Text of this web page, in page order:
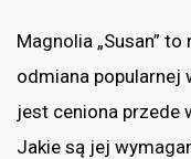
Magnolia „Susan”
odmiana popularnej
jest ceniona przede
Jakie są jej